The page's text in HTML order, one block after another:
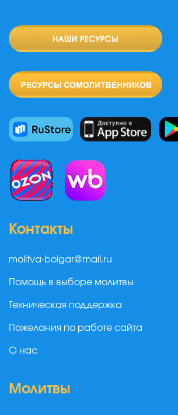
Контакты
molitva-bolgar@mail.ru
Помощь в выборе молитвы
Техническая поддержка
Пожелания по работе сайта
О нас
Молитвы